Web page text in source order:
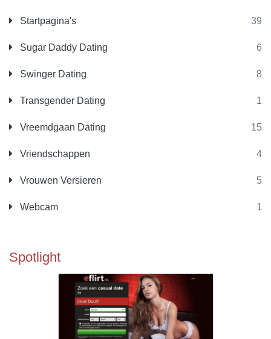
Startpagina's 39
Sugar Daddy Dating 6
Swinger Dating 8
Transgender Dating 1
Vreemdgaan Dating 15
Vriendschappen 4
Vrouwen Versieren 5
Webcam 1
Spotlight